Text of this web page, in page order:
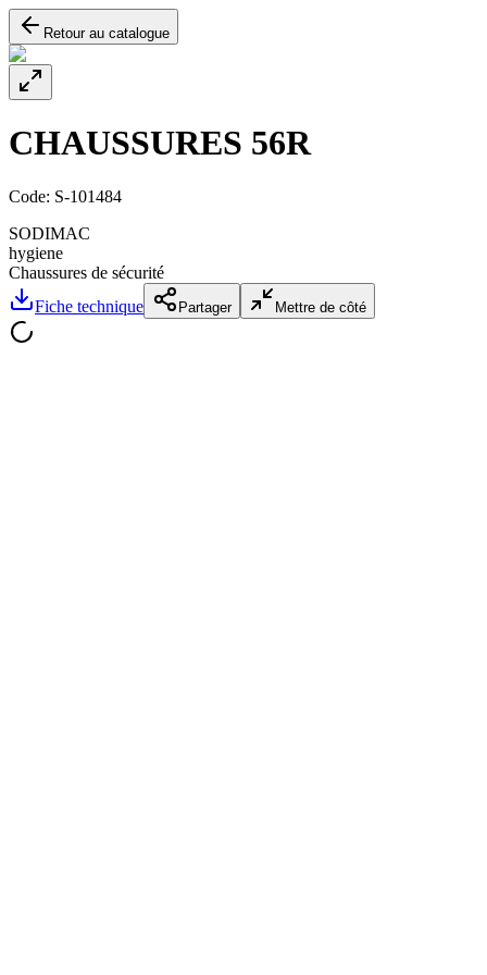
Retour au catalogue
CHAUSSURES 56R
Code: S-101484
SODIMAC
hygiene
Chaussures de sécurité
Fiche technique
Partager Mettre de côté